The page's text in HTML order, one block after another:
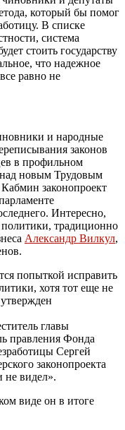
который бы помог
В списке
система
стоить государству
что надежное
равно не
и народные
законов
в профильном
над новым Трудовым
законопроект
Интересно,
традиционно
Александр Вилкул,
попыткой исправить
хотя тот еще не
главы
правления Фонда
Сергей
законопроекта
не видел».
виде он в итоге